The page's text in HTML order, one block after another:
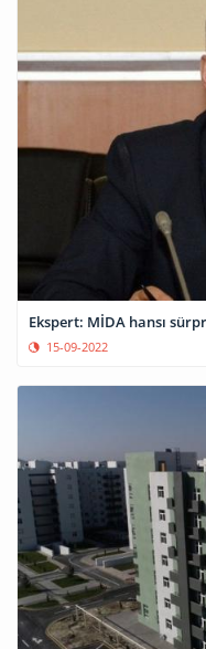
Ekspert: MİDA hansı
15-09-2022